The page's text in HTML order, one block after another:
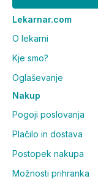
Lekarnar.com
O lekarni
Kje smo?
Oglaševanje
Nakup
Pogoji poslovanja
Plačilo in dostava
Postopek nakupa
Možnosti prihranka